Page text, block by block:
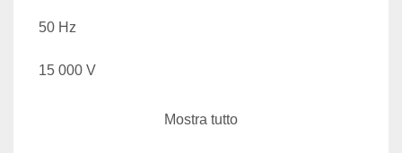
50 Hz
15 000 V
126.000 PACKAGE Working hours. BEFORE
Mostra tutto